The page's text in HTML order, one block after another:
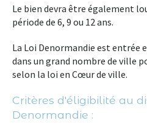
Le bien devra être également
période de 6, 9 ou 12 ans.
La Loi Denormandie est entrée
dans un grand nombre de ville
selon la loi en Cœur de ville.
Critères d'éligibilité au
Denormandie :